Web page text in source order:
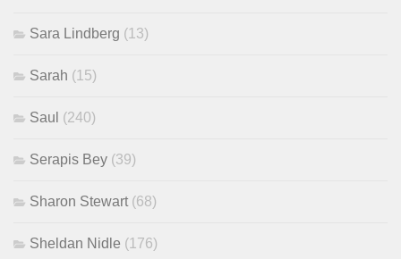
Sara Lindberg (13)
Sarah (15)
Saul (240)
Serapis Bey (39)
Sharon Stewart (68)
Sheldan Nidle (176)